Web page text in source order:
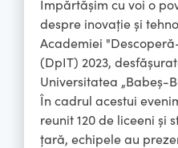
Împărtășim cu voi o
despre inovație și
Academiei
(DpIT) 2023,
Universitatea „Babeș-
În cadrul acestui
reunit 120 de liceeni și
țară, echipele au